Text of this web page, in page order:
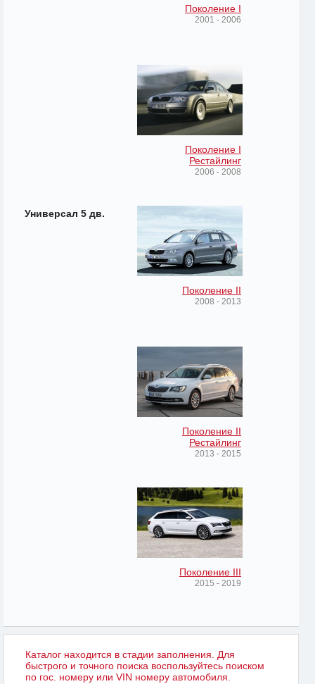
Поколение I
2001 - 2006
Поколение I
Рестайлинг
2006 - 2008
Универсал 5 дв.
Поколение II
2008 - 2013
Поколение II
Рестайлинг
2013 - 2015
Поколение III
2015 - 2019
Каталог находится в стадии заполнения. Для
быстрого и точного поиска воспользуйтесь поиском
по гос. номеру или VIN номеру автомобиля.